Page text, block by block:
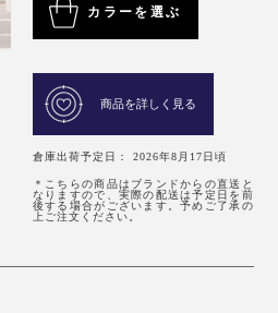
カラーを選ぶ
商品を詳しく見る
倉庫出荷予定日： 2026年8月17日頃
＊こちらの商品はブランドからの直送と
なりますので、実際の配送は予定日を前
後する場合がございます。予めご了承の
上ご注文ください。